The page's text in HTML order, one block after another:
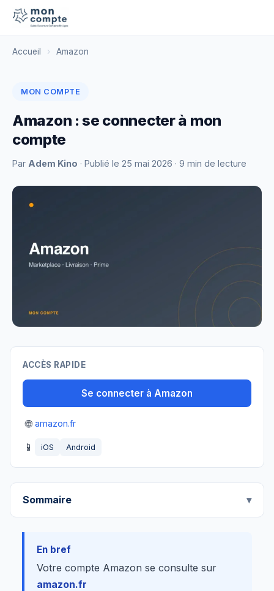
Accueil › Amazon
MON COMPTE
Amazon : se connecter à mon
compte
Par Adem Kino · Publié le 25 mai 2026 · 9 min de lecture
ACCÈS RAPIDE
Se connecter à Amazon
🌐 amazon.fr
📱 iOS Android
Sommaire
En bref
Votre compte Amazon se consulte sur
amazon.fr